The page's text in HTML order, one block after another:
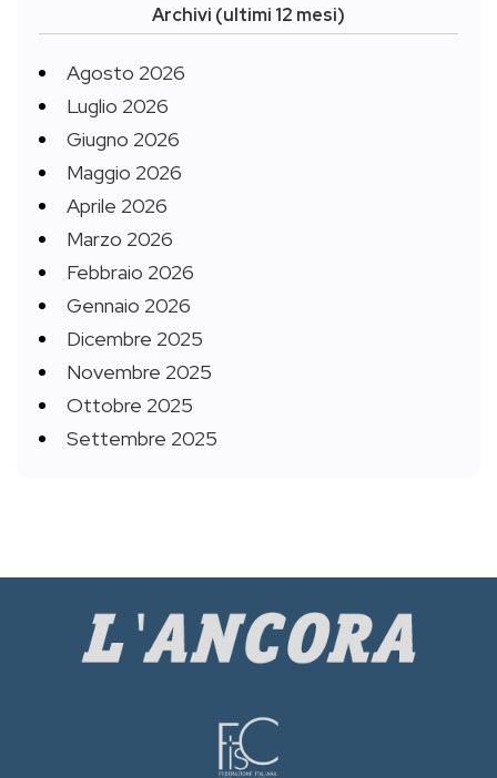
Archivi (ultimi 12 mesi)
Agosto 2026
Luglio 2026
Giugno 2026
Maggio 2026
Aprile 2026
Marzo 2026
Febbraio 2026
Gennaio 2026
Dicembre 2025
Novembre 2025
Ottobre 2025
Settembre 2025